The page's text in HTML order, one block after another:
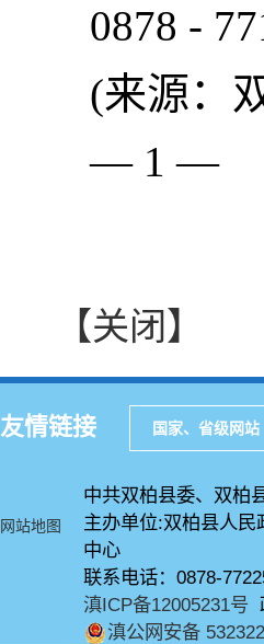
0878 -
(来源：
— 1 —
【关闭】
友情链接 国家、省级网站
网站地图
中共双柏县委、双柏
主办单位:双柏县人
中心
联系电话：0878-
滇ICP备12005231号
滇公网安备